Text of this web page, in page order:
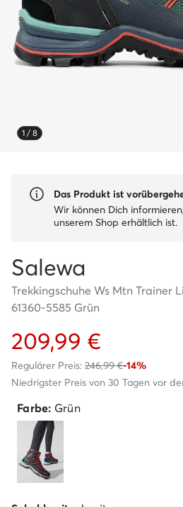
1 / 8
Das Produkt ist
Wir können Dich
unserem Shop erhältlich ist.
Salewa
Trekkingschuhe Ws Mtn Trainer
61360-5585 Grün
209,99 €
Regulärer Preis: 246,99 €-14%
Niedrigster Preis von 30 Tagen vor
Farbe: Grün